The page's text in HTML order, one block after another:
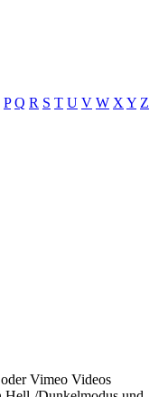
P Q R S T U V W X Y Z
Vimeo Videos